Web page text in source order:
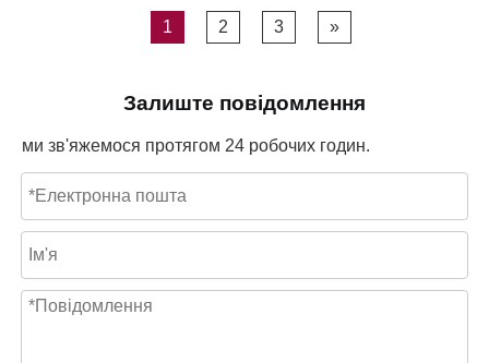
1 2 3 »
Залиште повідомлення
ми зв'яжемося протягом 24 робочих годин.